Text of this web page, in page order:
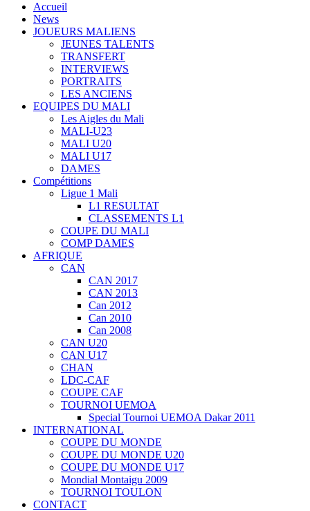
Accueil
News
JOUEURS MALIENS
JEUNES TALENTS
TRANSFERT
INTERVIEWS
PORTRAITS
LES ANCIENS
EQUIPES DU MALI
Les Aigles du Mali
MALI-U23
MALI U20
MALI U17
DAMES
Compétitions
Ligue 1 Mali
L1 RESULTAT
CLASSEMENTS L1
COUPE DU MALI
COMP DAMES
AFRIQUE
CAN
CAN 2017
CAN 2013
Can 2012
Can 2010
Can 2008
CAN U20
CAN U17
CHAN
LDC-CAF
COUPE CAF
TOURNOI UEMOA
Special Tournoi UEMOA Dakar 2011
INTERNATIONAL
COUPE DU MONDE
COUPE DU MONDE U20
COUPE DU MONDE U17
Mondial Montaigu 2009
TOURNOI TOULON
CONTACT